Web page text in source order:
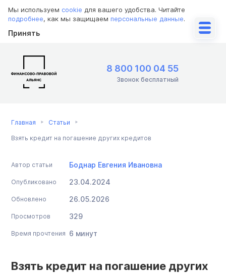
Мы используем cookie для вашего удобства. Читайте
подробнее, как мы защищаем персональные данные.
Принять
8 800 100 04 55
Звонок бесплатный
Главная Статьи
Взять кредит на погашение других кредитов
Автор статьи Боднар Евгения Ивановна
Опубликовано 23.04.2024
Обновлено 26.05.2026
Просмотров 329
Время прочтения 6 минут
Взять кредит на погашение других